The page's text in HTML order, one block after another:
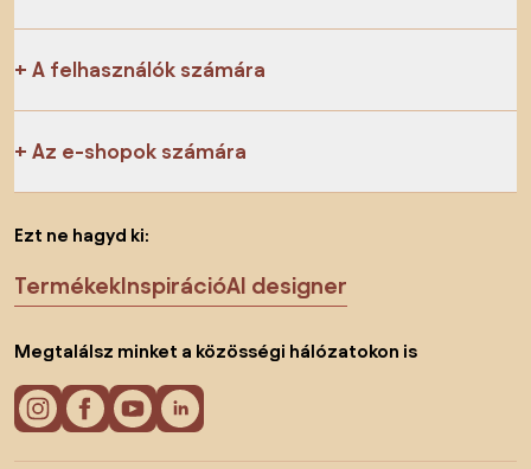
A felhasználók számára
Az e-shopok számára
Ezt ne hagyd ki:
TermékekInspirációAI designer
Megtalálsz minket a közösségi hálózatokon is